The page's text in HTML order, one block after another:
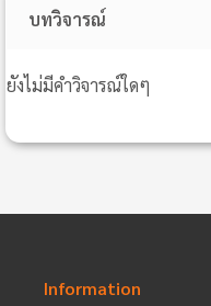
บทวิจารณ์
ยังไม่มีคำวิจารณ์ใดๆ
Information